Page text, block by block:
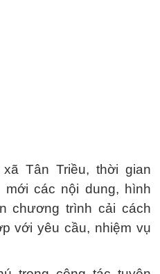
Tân Triều, thời gian
các nội dung, hình
chương trình cải cách
với yêu cầu, nhiệm vụ